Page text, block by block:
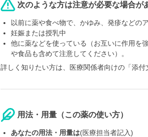
次のような方は注意が必要な場合が
以前に薬や食べ物で、かゆみ、発疹などの
妊娠または授乳中
他に薬などを使っている（お互いに作用を
や食品も含めて注意してください）。
詳しく知りたい方は、医療関係者向けの「添付
用法・用量（この薬の使い方）
あなたの用法・用量は(医療担当者記入)